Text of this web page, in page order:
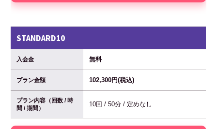
STANDARD10
入会金 無料
プラン金額 102,300円(税込)
プラン内容（回数 / 時
間 / 期間）
10回 / 50分 / 定めなし